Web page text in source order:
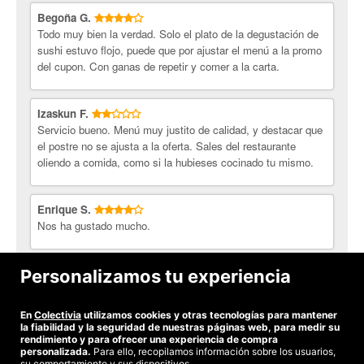
Begoña G.
Todo muy bien la verdad. Solo el plato de la degustación de
sushi estuvo flojo, puede que por ajustar el menú a la promo
del cupon. Con ganas de repetir y comer a la carta.
Izaskun F.
Servicio bueno. Menú muy justito de calidad, y destacar que
el postre no se ajusta a la oferta. Sales del restaurante
oliendo a comida, como si la hubieses cocinado tu mismo.
Enrique S.
Nos ha gustado mucho.
Nerea I.
Genial, uno de los mejores menús japonenes que he probado
Ver todas las opiniones
Personalizamos tu experiencia
En Colectivia utilizamos cookies y otras tecnologías para mantener
la fiabilidad y la seguridad de nuestras páginas web, para medir su
rendimiento y para ofrecer una experiencia de compra
personalizada. Para ello, recopilamos información sobre los usuarios,